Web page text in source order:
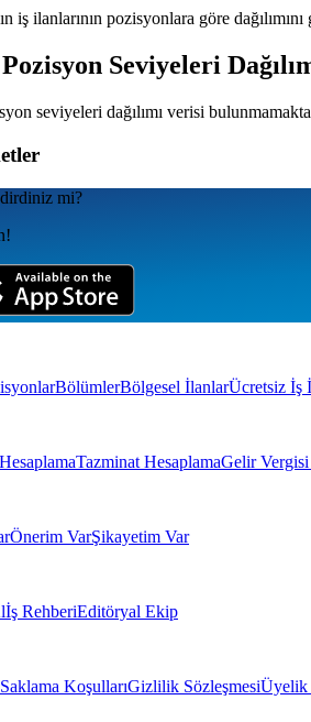
iş ilanlarının pozisyonlara göre dağılımını
Seviyeleri
seviyeleri dağılımı verisi
mi?
BölümlerBölgesel İlanlarÜcretsiz İş
Tazminat HesaplamaGelir Vergisi
Önerim VarŞikayetim Var
İş RehberiEditöryal Ekip
KoşullarıGizlilik SözleşmesiÜyelik